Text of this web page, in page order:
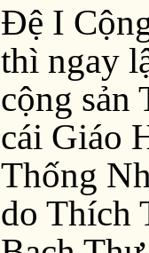
Đệ I
thì ngay
cộng sản
cái Giáo
Thống
do Thích